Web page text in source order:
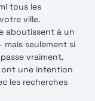
tous les
ville.
aboutissent à un
seulement si
vraiment.
ont une intention
les recherches